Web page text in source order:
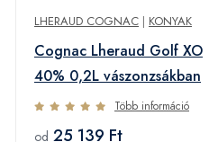
LHERAUD COGNAC | KONYAK
Cognac Lheraud Golf XO
40% 0,2L vászonzsákban
Több információ
od 25 139 Ft